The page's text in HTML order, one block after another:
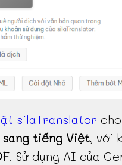
silaTranslator
tiếng Việt, với
. Sử dụng AI của